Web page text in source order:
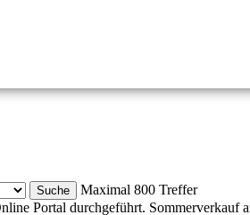
Maximal 800 Treffer
Portal durchgeführt. Sommerverkauf